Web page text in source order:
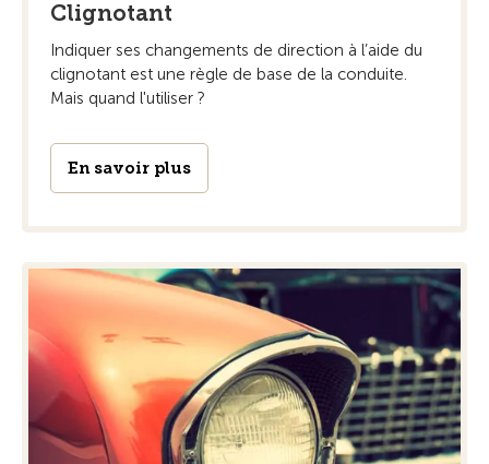
Clignotant
Indiquer ses changements de direction à l’aide du
clignotant est une règle de base de la conduite.
Mais quand l'utiliser ?
En savoir plus